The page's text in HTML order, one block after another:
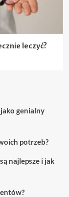
leczyć?
genialny
potrzeb?
najlepsze i jak